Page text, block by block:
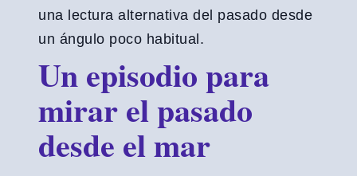
una lectura alternativa del pasado desde
un ángulo poco habitual.
Un episodio para
mirar el pasado
desde el mar